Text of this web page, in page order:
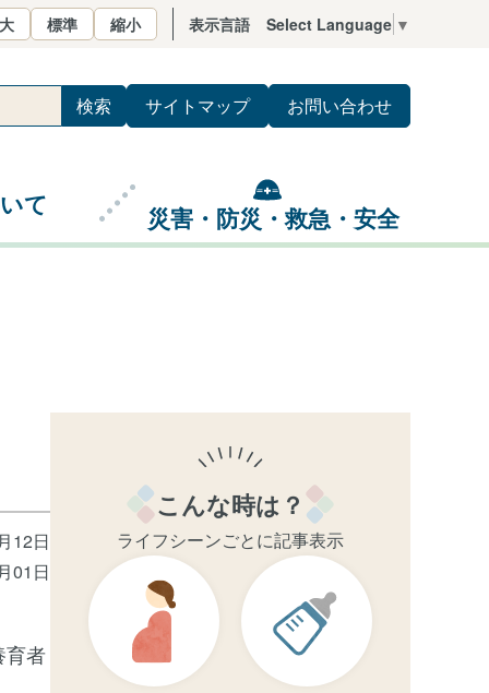
サイトマップ お問い合わせ
て 災害・防災・救急・安全
標準 縮小 表示言語 Select Language ▼
12日
01日
育者
こんな時は？
ライフシーンごとに記事表示